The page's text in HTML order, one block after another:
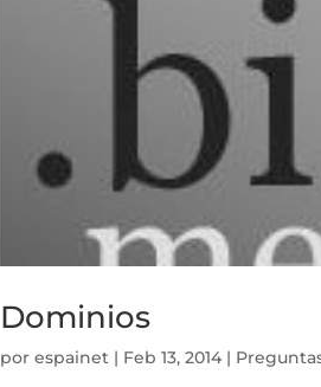
Dominios
porespainet | Feb 13, 2014 |